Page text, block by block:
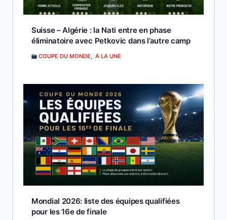
Suisse – Algérie : la Nati entre en phase
éliminatoire avec Petkovic dans l’autre camp
COUPE DU MONDE, A LA UNE
Mondial 2026: liste des équipes qualifiées
pour les 16e de finale